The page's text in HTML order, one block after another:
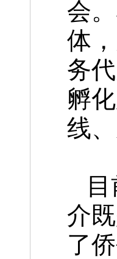
会
体
务
孵
线
介
了